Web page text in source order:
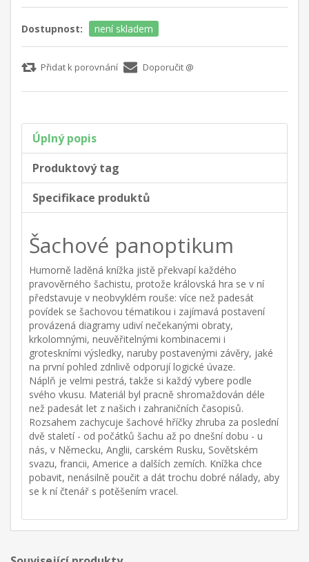
Dostupnost: není skladem
Přidat k porovnání Doporučit @
Úplný popis
Produktový tag
Specifikace produktů
Šachové panoptikum
Humorně laděná knížka jistě překvapí každého
pravověrného šachistu, protože královská hra se v ní
představuje v neobvyklém rouše: více než padesát
povídek se šachovou tématikou i zajímavá postavení
provázená diagramy udiví nečekanými obraty,
krkolomnými, neuvěřitelnými kombinacemi i
groteskními výsledky, naruby postavenými závěry, jaké
na první pohled zdnlivě odporují logické úvaze.
Náplň je velmi pestrá, takže si každý vybere podle
svého vkusu. Materiál byl pracně shromaždován déle
než padesát let z našich i zahraničních časopisů.
Rozsahem zachycuje šachové hříčky zhruba za poslední
dvě staletí - od počátků šachu až po dnešní dobu - u
nás, v Německu, Anglii, carském Rusku, Sovětském
svazu, francii, Americe a dalších zemích. Knížka chce
pobavit, nenásilně poučit a dát trochu dobré nálady, aby
se k ní čtenář s potěšením vracel.